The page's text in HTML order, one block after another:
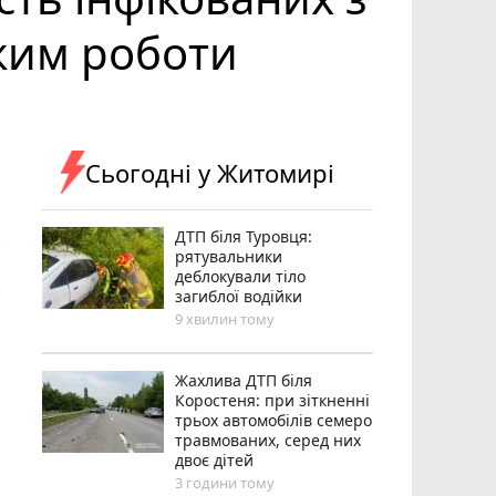
роботи
Сьогодні у Житомирі
ДТП біля Туровця:
рятувальники
деблокували тіло
загиблої водійки
9 хвилин тому
Жахлива ДТП біля
Коростеня: при зіткненні
трьох автомобілів семеро
травмованих, серед них
двоє дітей
3 години тому